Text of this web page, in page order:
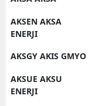
AKSEN AKSA
ENERJI
AKSGY AKIS GMYO
AKSUE AKSU
ENERJI